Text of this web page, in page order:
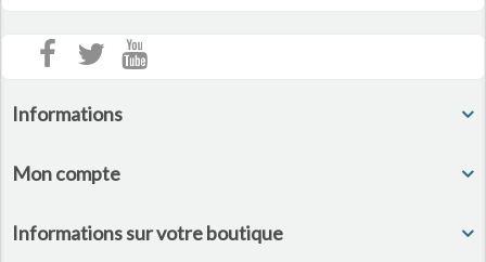
Informations
Mon compte
Informations sur votre boutique